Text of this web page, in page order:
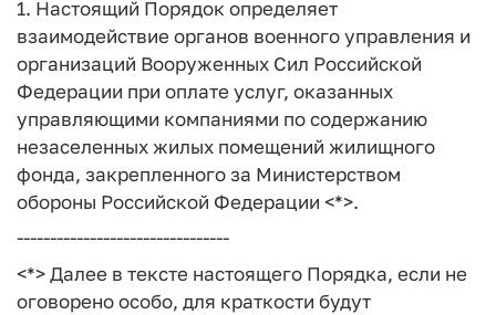
1. Настоящий Порядок определяет
взаимодействие органов военного управления и
организаций Вооруженных Сил Российской
Федерации при оплате услуг, оказанных
управляющими компаниями по содержанию
незаселенных жилых помещений жилищного
фонда, закрепленного за Министерством
обороны Российской Федерации <*>.
--------------------------------
<*> Далее в тексте настоящего Порядка, если не
оговорено особо, для краткости будут